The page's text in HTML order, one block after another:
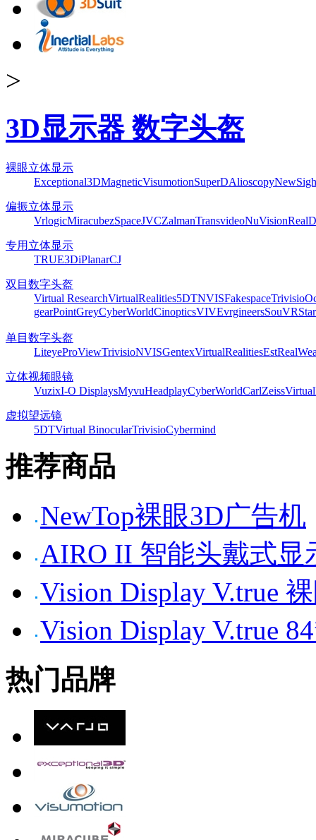
>
3D显示器 数字头盔
裸眼立体显示
Exceptional3DMagneticVisumotionSuperDAlioscopy
偏振立体显示
VrlogicMiracubezSpaceJVCZalmanTransvideoNuVisionRealD
专用立体显示
TRUE3DiPlanarCJ
双目数字头盔
Virtual ResearchVirtualRealities5DTNVISFakespaceTrivisio
gearPointGreyCyberWorldCinopticsVIVEvrgineersSouVR
单目数字头盔
LiteyeProViewTrivisioNVISGentexVirtualRealitiesEst
立体视频眼镜
VuzixI-O DisplaysMyvuHeadplayCyberWorldCarlZeiss
虚拟望远镜
5DTVirtual BinocularTrivisioCybermind
推荐商品
NewTop裸眼3D广告机
AIRO II 智能头戴式显
Vision Display V.true
Vision Display V.true
热门品牌